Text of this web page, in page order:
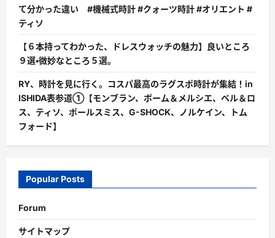
て分かった違い #機械式時計 #クォーツ時計 #オリエント #
ティソ
【６本持ってわかった、ドレスウォッチの魅力】良いところ
９選・微妙なところ５選。
RY、時計を見に行く。コスパ最高のラグスポ時計が集結！in
ISHIDA表参道①【モンブラン、ボーム＆メルシエ、ベル＆ロ
ス、ティソ、ポールスミス、G-SHOCK、ノルケイン、トム
フォード】
Popular Posts
Forum
サイトマップ